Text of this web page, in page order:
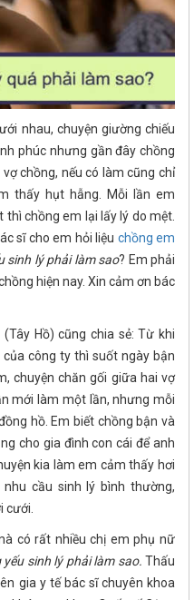
nhau, chuyện giường chiếu
phúc nhưng gần đây chồng
chồng, nếu có làm cũng chỉ
thấy hụt hẫng. Mỗi lần em
chồng em lại lấy lý do mệt.
sĩ cho em hỏi liệu chồng em
sinh lý phải làm sao? Em phải
hiện nay. Xin cảm ơn bác
Hồ) cũng chia sẻ: Từ khi
công ty thì suốt ngày bận
chuyện chăn gối giữa hai vợ
mới làm một lần, nhưng mỗi
hồ. Em biết chồng bận và
cho gia đình con cái để anh
kia làm em cảm thấy hơi
cầu sinh lý bình thường,
cưới.
có rất nhiều chị em phụ nữ
yếu sinh lý phải làm sao. Thấu
gia y tế bác sĩ chuyên khoa